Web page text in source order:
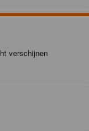
verschijnen